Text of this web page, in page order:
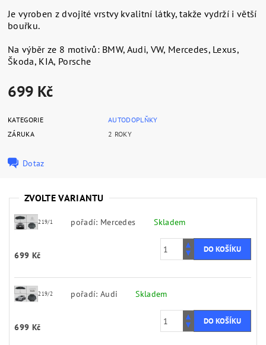
Je vyroben z dvojité vrstvy kvalitní látky, takže vydrží i větší
bouřku.
Na výběr ze 8 motivů: BMW, Audi, VW, Mercedes, Lexus,
Škoda, KIA, Porsche
699 Kč
KATEGORIE
AUTODOPLŇKY
ZÁRUKA
2 ROKY
Dotaz
ZVOLTE VARIANTU
219/1 pořadí: Mercedes Skladem
699 Kč
219/2 pořadí: Audi Skladem
699 Kč